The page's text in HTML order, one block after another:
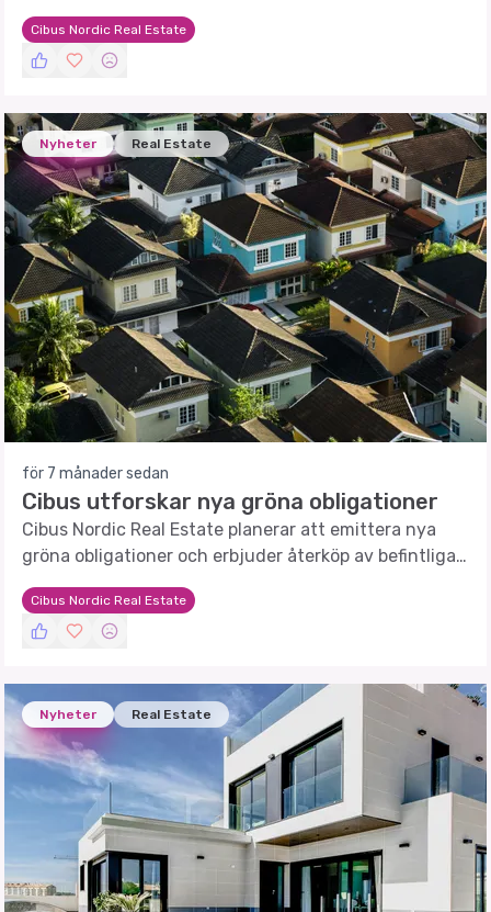
obligationer.
Cibus Nordic Real Estate
Nyheter Real Estate
för 7 månader sedan
Cibus utforskar nya gröna obligationer
Cibus Nordic Real Estate planerar att emittera nya
gröna obligationer och erbjuder återköp av befintliga
obligationer.
Cibus Nordic Real Estate
Nyheter Real Estate